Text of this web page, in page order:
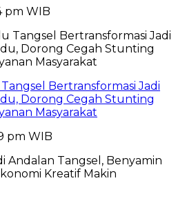
pm WIB
Bertransformasi Jadi
Dorong Cegah Stunting
Masyarakat
pm WIB